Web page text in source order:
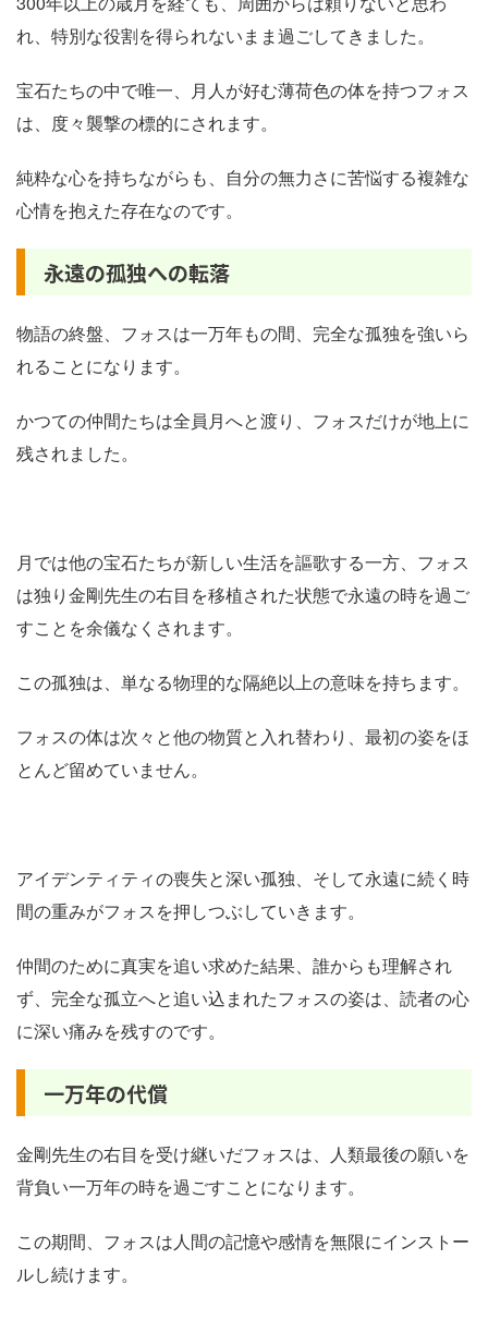
れ、特別な役割を得られないまま過ごしてきました。
宝石たちの中で唯一、月人が好む薄荷色の体を持つフォス
は、度々襲撃の標的にされます。
純粋な心を持ちながらも、自分の無力さに苦悩する複雑な
心情を抱えた存在なのです。
永遠の孤独への転落
物語の終盤、フォスは一万年もの間、完全な孤独を強いら
れることになります。
かつての仲間たちは全員月へと渡り、フォスだけが地上に
残されました。
月では他の宝石たちが新しい生活を謳歌する一方、フォス
は独り金剛先生の右目を移植された状態で永遠の時を過ご
すことを余儀なくされます。
この孤独は、単なる物理的な隔絶以上の意味を持ちます。
フォスの体は次々と他の物質と入れ替わり、最初の姿をほ
とんど留めていません。
アイデンティティの喪失と深い孤独、そして永遠に続く時
間の重みがフォスを押しつぶしていきます。
仲間のために真実を追い求めた結果、誰からも理解され
ず、完全な孤立へと追い込まれたフォスの姿は、読者の心
に深い痛みを残すのです。
一万年の代償
金剛先生の右目を受け継いだフォスは、人類最後の願いを
背負い一万年の時を過ごすことになります。
この期間、フォスは人間の記憶や感情を無限にインストー
ルし続けます。